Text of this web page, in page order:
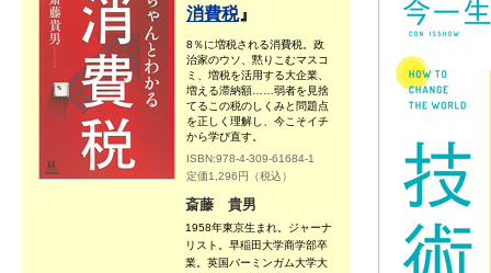
消費税』
8％に増税される消費税。政
治家のウソ、黙りこむマスコ
ミ、増税を活用する大企業、
増える滞納額……弱者を見捨
てるこの税のしくみと問題点
を正しく理解し、今こそイチ
から学び直す。
ISBN:978-4-309-61684-1
定価1,296円（税込）
斎藤 貴男
1958年東京生まれ。ジャーナ
リスト。早稲田大学商学部卒
業。英国バーミンガム大学大